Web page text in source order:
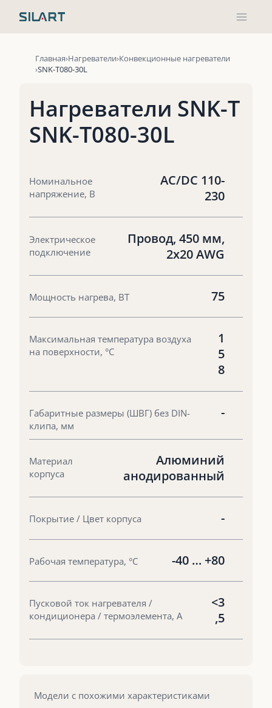
Главная Нагреватели Конвекционные нагреватели
SNK-T080-30L
Нагреватели SNK-T
SNK-T080-30L
Номинальное
напряжение, В
AC/DC 110-
230
Электрическое
подключение
Провод, 450 мм,
2х20 AWG
Мощность нагрева, ВТ 75
Максимальная температура воздуха
на поверхности, °С
1
5
8
Габаритные размеры (ШВГ) без DIN-
клипа, мм
-
Материал
корпуса
Алюминий
анодированный
Покрытие / Цвет корпуса -
Рабочая температура, °С -40 … +80
Пусковой ток нагревателя /
кондиционера / термоэлемента, А
<3
,5
Модели с похожими характеристиками